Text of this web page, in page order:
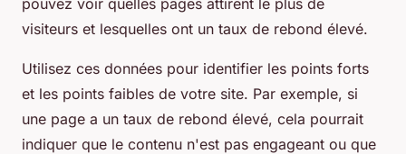
visiteurs et lesquelles ont un taux de rebond élevé.
Utilisez ces données pour identifier les points forts
et les points faibles de votre site. Par exemple, si
une page a un taux de rebond élevé, cela pourrait
indiquer que le contenu n'est pas engageant ou que